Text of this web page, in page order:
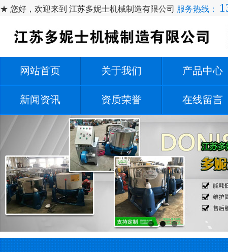
★ 您好，欢迎来到 江苏多妮士机械制造有限公司 服务热线：
网站首页 关于我们 产品中心
新闻资讯 资质荣誉 在线留言